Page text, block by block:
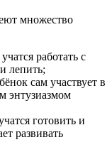
множество
работать с
лепить;
сам участвует в
энтузиазмом
готовить и
развивать